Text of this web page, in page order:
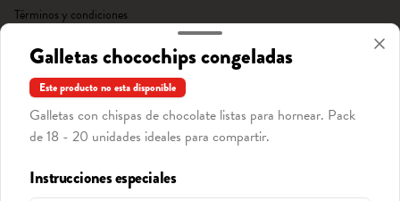
Términos y condiciones
Redes sociales
Instagram
Facebook
Mi cuenta
Galletas chocochips congeladas
Este producto no esta disponible
Galletas con chispas de chocolate listas para hornear. Pack
de 18 - 20 unidades ideales para compartir.
Instrucciones especiales